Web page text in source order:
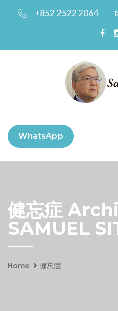
+852 2522 2064
WhatsApp
健忘症
SAMUEL
Home 健忘症